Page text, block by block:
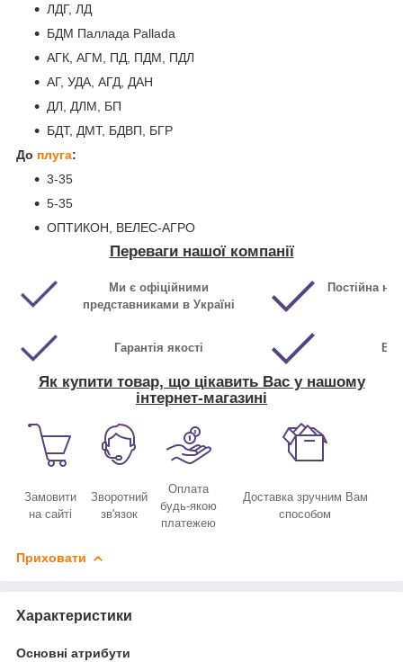
ЛДГ, ЛД
БДМ Паллада Pallada
АГК, АГМ, ПД, ПДМ, ПДЛ
АГ, УДА, АГД, ДАН
ДЛ, ДЛМ, БП
БДТ, ДМТ, БДВП, БГР
До плуга:
3-35
5-35
ОПТИКОН, ВЕЛЕС-АГРО
Переваги нашої компанії
Ми є офіційними
представниками в Україні
Постійна
Гарантія якості
Як купити товар, що цікавить Вас у нашому
інтернет-магазині
Замовити
на сайті
Зворотний
зв'язок
Оплата
будь-якою
платежею
Доставка зручним Вам
способом
Приховати
Характеристики
Основні атрибути